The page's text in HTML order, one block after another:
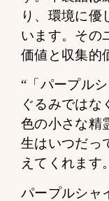
り、環境に優
います。その
価値と収集的
“「パープル
ぐるみではな
色の小さな精
生はいつだっ
えてくれます
パープルシャ